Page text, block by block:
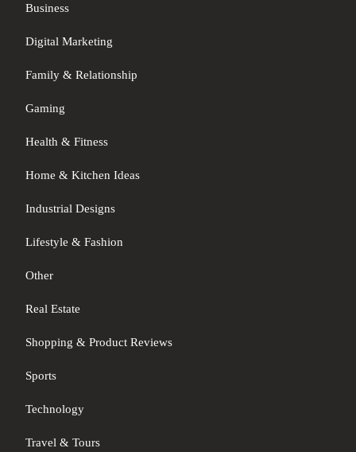
Business
Digital Marketing
Family & Relationship
Gaming
Health & Fitness
Home & Kitchen Ideas
Industrial Designs
Lifestyle & Fashion
Other
Real Estate
Shopping & Product Reviews
Sports
Technology
Travel & Tours